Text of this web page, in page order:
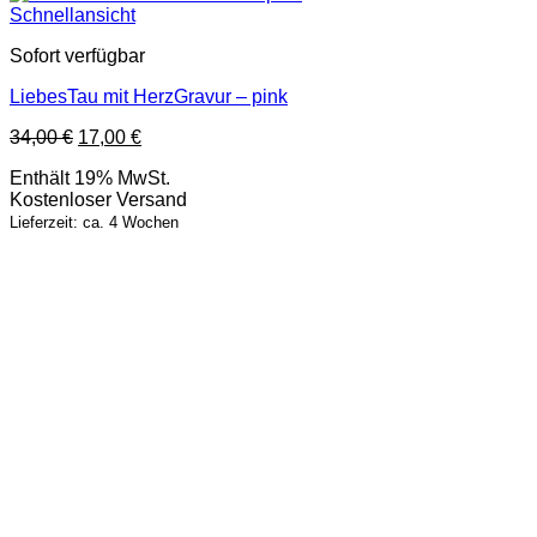
Schnellansicht
Sofort verfügbar
LiebesTau mit HerzGravur – pink
34,00€ Ursprünglicher
war:
34,00 €
17,00 €Aktueller
ist:
17,00 €.
Enthält 19% MwSt.
Kostenloser Versand
Lieferzeit: ca. 4 Wochen